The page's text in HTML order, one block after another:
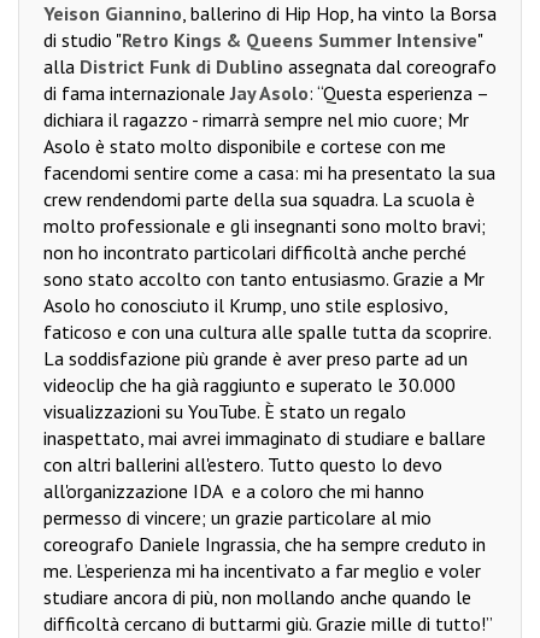
Yeison Giannino, ballerino di Hip Hop, ha vinto la Borsa
di studio "Retro Kings & Queens Summer Intensive"
alla District Funk di Dublino assegnata dal coreografo
di fama internazionaleJay Asolo: “Questa esperienza –
dichiara il ragazzo - rimarrà sempre nel mio cuore; Mr
Asolo è stato molto disponibile e cortese con me
facendomi sentire come a casa: mi ha presentato la sua
crew rendendomi parte della sua squadra. La scuola è
molto professionale e gli insegnanti sono molto bravi;
non ho incontrato particolari difficoltà anche perché
sono stato accolto con tanto entusiasmo. Grazie a Mr
Asolo ho conosciuto il Krump, uno stile esplosivo,
faticoso e con una cultura alle spalle tutta da scoprire.
La soddisfazione più grande è aver preso parte ad un
videoclip che ha già raggiunto e superato le 30.000
visualizzazioni su YouTube. È stato un regalo
inaspettato, mai avrei immaginato di studiare e ballare
con altri ballerini all'estero. Tutto questo lo devo
all'organizzazione IDA e a coloro che mi hanno
permesso di vincere; un grazie particolare al mio
coreografo Daniele Ingrassia, che ha sempre creduto in
me. L’esperienza mi ha incentivato a far meglio e voler
studiare ancora di più, non mollando anche quando le
difficoltà cercano di buttarmi giù. Grazie mille di tutto!”